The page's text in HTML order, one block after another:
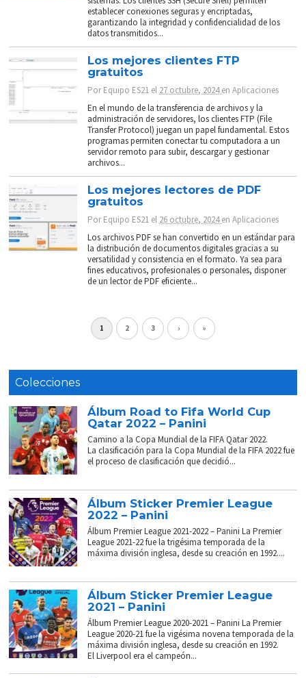
establecer conexiones seguras y encriptadas,
garantizando la integridad y confidencialidad de los
datos transmitidos...
Los mejores clientes FTP
gratuitos
PorEquipo ES21 el 27 octubre, 2024enAplicaciones
En el mundo de la transferencia de archivos y la
administración de servidores, los clientes FTP (File
Transfer Protocol) juegan un papel fundamental. Estos
programas permiten conectar tu computadora a un
servidor remoto para subir, descargar y gestionar
archivos...
Los mejores lectores de PDF
gratuitos
PorEquipo ES21 el 26 octubre, 2024enAplicaciones
Los archivos PDF se han convertido en un estándar para
la distribución de documentos digitales gracias a su
versatilidad y consistencia en el formato. Ya sea para
fines educativos, profesionales o personales, disponer
de un lector de PDF eficiente...
1 2 3 › »
Colecciones
Álbum Road to Fifa World Cup
Qatar 2022 – Panini
Camino a la Copa Mundial de la FIFA Qatar 2022.
La clasificación para la Copa Mundial de la FIFA 2022 fue
el proceso de clasificación que decidió...
Álbum Sticker Premier League
2022 – Panini
Álbum Premier League 2021-2022 – Panini La Premier
League 2021-22 fue la trigésima temporada de la
máxima división inglesa, desde su creación en 1992....
Álbum Sticker Premier League
2021 – Panini
Álbum Premier League 2020-2021 – Panini La Premier
League 2020-21 fue la vigésima novena temporada de la
máxima división inglesa, desde su creación en 1992.
El Liverpool era el campeón...